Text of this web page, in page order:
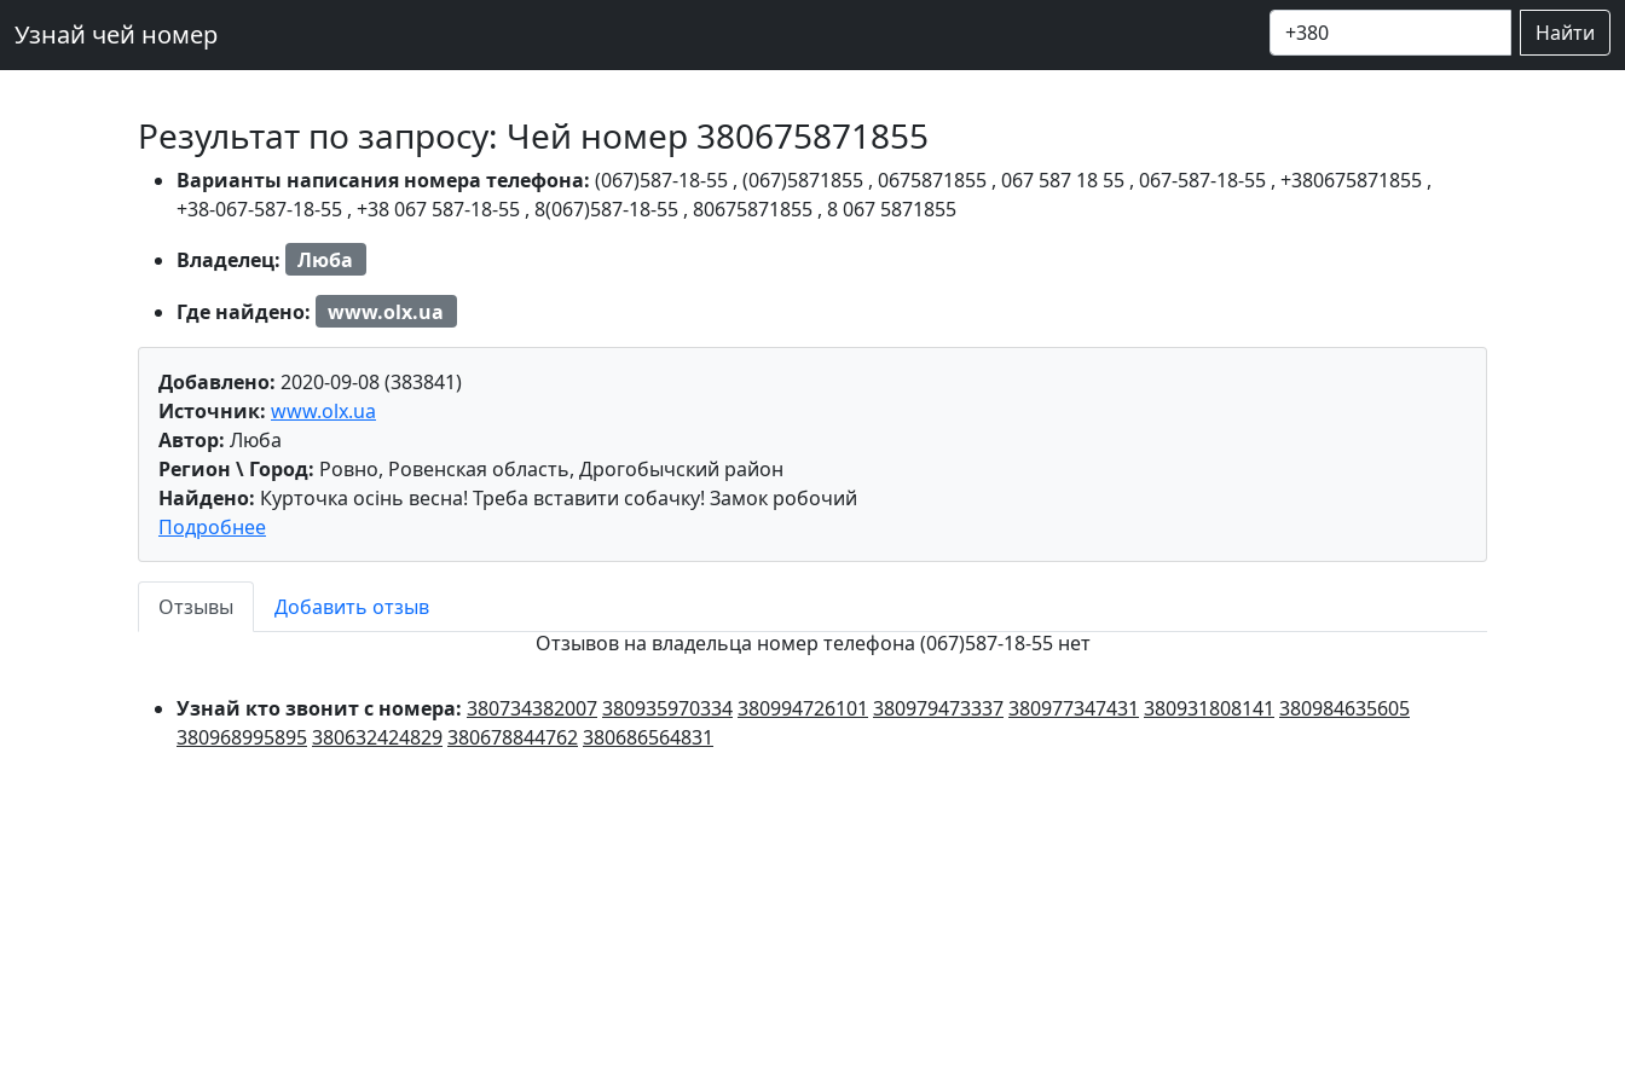
Узнай чей номер Найти
Результат по запросу: Чей номер 380675871855
Варианты написания номера телефона: (067)587-18-55 , (067)5871855 , 0675871855 , 067 587 18 55 , 067-587-18-55 , +380675871855 ,
+38-067-587-18-55 , +38 067 587-18-55 , 8(067)587-18-55 , 80675871855 , 8 067 5871855
Владелец:
Люба
Где найдено:
www.olx.ua
Добавлено: 2020-09-08 (383841)
Источник: www.olx.ua
Автор: Люба
Регион \ Город: Ровно, Ровенская область, Дрогобычский район
Найдено: Курточка осінь весна! Треба вставити собачку! Замок робочий
Подробнее
Отзывы
Добавить отзыв
Отзывов на владельца номер телефона (067)587-18-55 нет
Узнай кто звонит с номера: 380734382007380935970334380994726101 380979473337380977347431 380931808141 380984635605
380968995895380632424829380678844762380686564831